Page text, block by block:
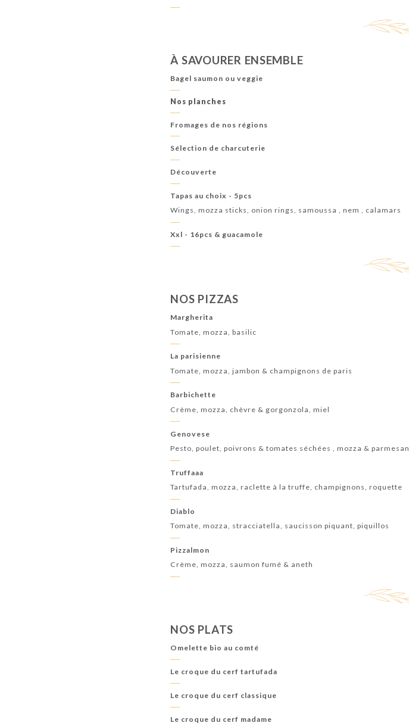
À SAVOURER ENSEMBLE
Bagel saumon ou veggie
Nos planches
Fromages de nos régions
Sélection de charcuterie
Découverte
Tapas au choix - 5pcs
Wings, mozza sticks, onion rings, samoussa , nem , calamars
Xxl - 16pcs & guacamole
NOS PIZZAS
Margherita
Tomate, mozza, basilic
La parisienne
Tomate, mozza, jambon & champignons de paris
Barbichette
Crème, mozza, chèvre & gorgonzola, miel
Genovese
Pesto, poulet, poivrons & tomates séchées , mozza & parmesan
Truffaaa
Tartufada, mozza, raclette à la truffe, champignons, roquette
Diablo
Tomate, mozza, stracciatella, saucisson piquant, piquillos
Pizzalmon
Crème, mozza, saumon fumé & aneth
NOS PLATS
Omelette bio au comté
Le croque du cerf tartufada
Le croque du cerf classique
Le croque du cerf madame